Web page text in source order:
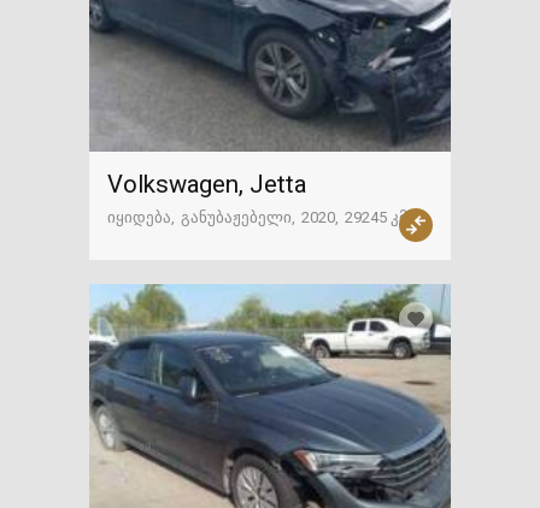
Volkswagen, Jetta
იყიდება განუბაჟებელი 2020
29245 კმ